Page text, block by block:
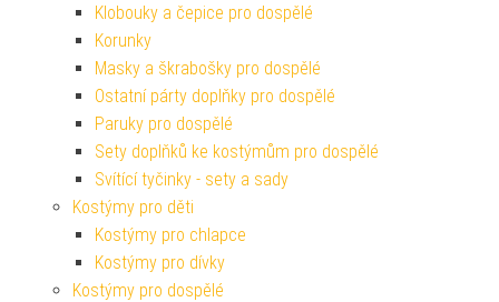
Klobouky a čepice pro dospělé
Korunky
Masky a škrabošky pro dospělé
Ostatní párty doplňky pro dospělé
Paruky pro dospělé
Sety doplňků ke kostýmům pro dospělé
Svítící tyčinky - sety a sady
Kostýmy pro děti
Kostýmy pro chlapce
Kostýmy pro dívky
Kostýmy pro dospělé